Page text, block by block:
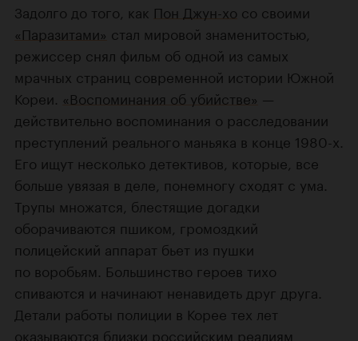
Задолго до того, как Пон Джун-хо со своими
«Паразитами» стал мировой знаменитостью,
режиссер снял фильм об одной из самых
мрачных страниц современной истории Южной
Кореи. «Воспоминания об убийстве» —
действительно воспоминания о расследовании
преступлений реального маньяка в конце 1980-х.
Его ищут несколько детективов, которые, все
больше увязая в деле, понемногу сходят с ума.
Трупы множатся, блестящие догадки
оборачиваются пшиком, громоздкий
полицейский аппарат бьет из пушки
по воробьям. Большинство героев тихо
спиваются и начинают ненавидеть друг друга.
Детали работы полиции в Корее тех лет
оказываются близки российским реалиям